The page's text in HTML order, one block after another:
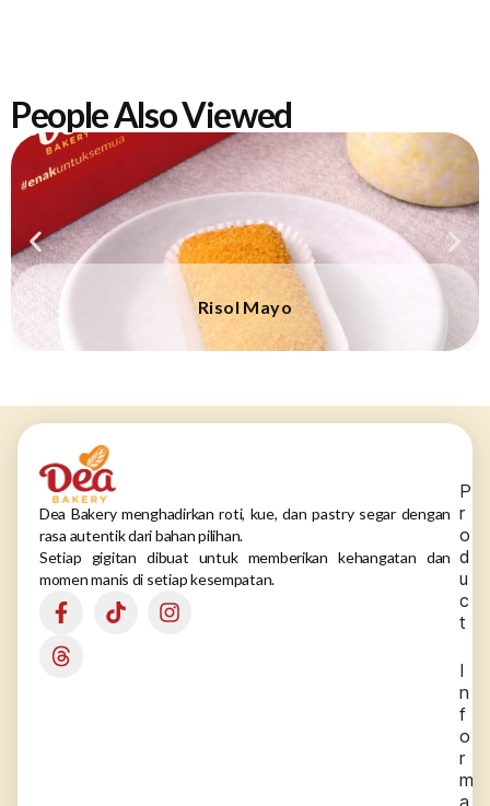
People Also Viewed
Risol Mayo
Dea Bakery menghadirkan roti, kue, dan pastry segar dengan
rasa autentik dari bahan pilihan.
Setiap gigitan dibuat untuk memberikan kehangatan dan
momen manis di setiap kesempatan.
P
r
o
d
u
c
t
I
n
f
o
r
m
a